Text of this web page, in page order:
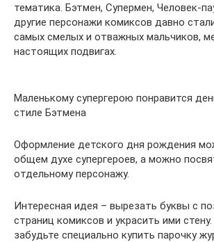
тематика. Бэтмен, Супермен, Человек-
другие персонажи комиксов давно
самых смелых и отважных мальчиков,
настоящих подвигах.
Маленькому супергерою понравится
стиле Бэтмена
Оформление детского дня рождения
общем духе супергероев, а можно
отдельному персонажу.
Интересная идея – вырезать буквы с
страниц комиксов и украсить ими
забудьте специально купить парочку